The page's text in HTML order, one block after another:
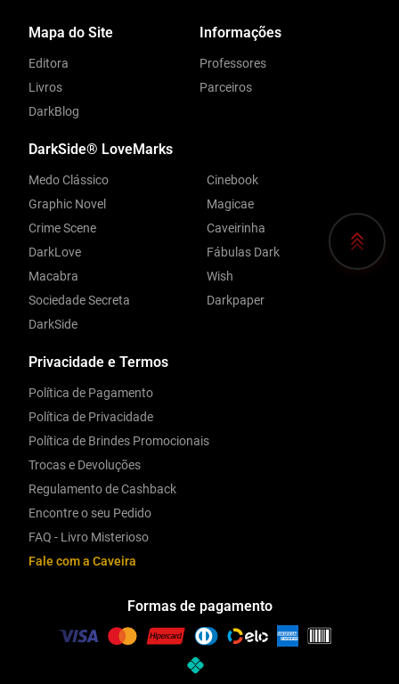
Privacidade e Termos
Política de Pagamento
Política de Privacidade
Política de Brindes Promocionais
Trocas e Devoluções
Regulamento de Cashback
Encontre o seu Pedido
FAQ - Livro Misterioso
Fale com a Caveira
Mapa do Site
Editora
Livros
DarkBlog
Informações
Professores
Parceiros
DarkSide® LoveMarks
Medo Clássico
Graphic Novel
Crime Scene
DarkLove
Macabra
Sociedade Secreta
DarkSide
Cinebook
Magicae
Caveirinha
Fábulas Dark
Wish
Darkpaper
Formas de pagamento